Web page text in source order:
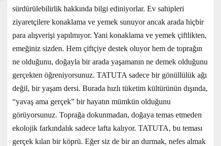
sürdürülebilirlik hakkında bilgi ediniyorlar. Ev sahipleri
ziyaretçilere konaklama ve yemek sunuyor ancak arada hiçbir
para alışverişi yapılmıyor. Yani konaklama ve yemek çiftlikten,
emeğiniz sizden. Hem çiftçiye destek oluyor hem de toprağın
ne olduğunu, doğayla bir arada yaşamanın ne demek olduğunu
gerçekten öğreniyorsunuz. TATUTA sadece bir gönüllülük ağı
değil, bir yaşam dersi. Burada hızlı tüketim kültürünün dışında,
“yavaş ama gerçek” bir hayatın mümkün olduğunu
görüyorsunuz. Toprağa dokunmadan, doğaya temas etmeden
ekolojik farkındalık sadece lafta kalıyor. TATUTA, bu teması
gerçek kılan bir köprü. Eğer siz de bir an durmak, nefes almak